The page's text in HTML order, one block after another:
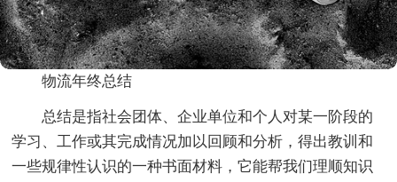
物流年终总结
总结是指社会团体、企业单位和个人对某一阶段的
学习、工作或其完成情况加以回顾和分析，得出教训和
一些规律性认识的一种书面材料，它能帮我们理顺知识